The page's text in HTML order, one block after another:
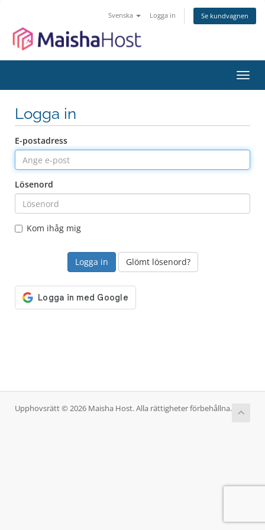
Svenska Logga in Se kundvagnen
Växla
Logga in
E-postadress
Lösenord
Kom ihåg mig
Glömt lösenord?
Upphovsrätt © 2026 Maisha Host. Alla rättigheter förbehållna.